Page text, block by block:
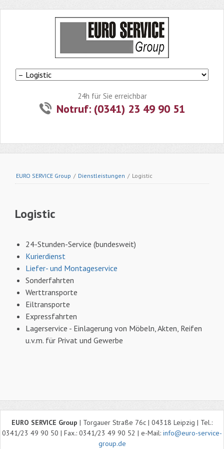
24h für Sie erreichbar
Notruf: (0341) 23 49 90 51
EURO SERVICE Group / Dienstleistungen / Logistic
Logistic
24-Stunden-Service (bundesweit)
Kurierdienst
Liefer- und Montageservice
Sonderfahrten
Werttransporte
Eiltransporte
Expressfahrten
Lagerservice - Einlagerung von Möbeln, Akten, Reifen
u.v.m. für Privat und Gewerbe
EURO SERVICE Group | Torgauer Straße 76c | 04318 Leipzig | Tel.:
0341/23 49 90 50 | Fax.: 0341/23 49 90 52 | e-Mail: info@euro-service-
group.de